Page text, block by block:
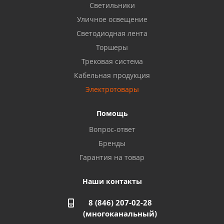
Балаково, ул. Комарова, 55
Октябрьский, ул. Свердлова, 28
Азнакаево, ул. Булгар, 2. ТЦ "Акчарлак"
Стерлитамак, ул. Вокзальная, 13
Магнитогорск, ул. Труда, 14
Светильники
Уличное освещение
Светодиодная лента
Торшеры
Трековая система
Кабельная продукция
Электротовары
Помощь
Вопрос-ответ
Бренды
Гарантия на товар
Наши контакты
8 (846) 207-02-28
(многоканальный)